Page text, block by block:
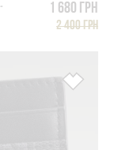
1 680 грн
2 400 грн